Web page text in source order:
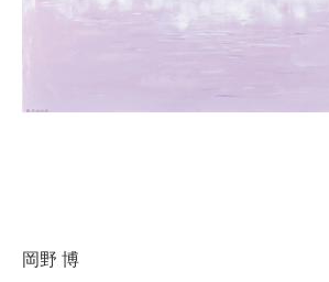
About
Contact
岡野 博